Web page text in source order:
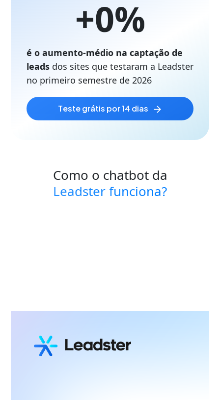
+0%
é o aumento-médio na captação de
leadsdos sites que testaram a Leadster
no primeiro semestre de 2026
teste grátis por 14 dias
Como o chatbot da
Leadster funciona?